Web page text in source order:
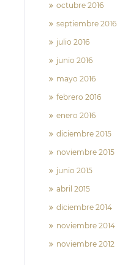
octubre 2016
septiembre 2016
julio 2016
junio 2016
mayo 2016
febrero 2016
enero 2016
diciembre 2015
noviembre 2015
junio 2015
abril 2015
diciembre 2014
noviembre 2014
noviembre 2012